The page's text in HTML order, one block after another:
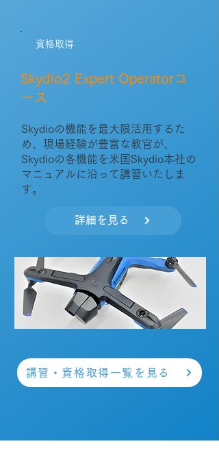
資格取得
Skydio2 Expert Operatorコ
ース
Skydioの機能を最大限活用するた
め、​現場経験が豊富な教官が、
Skydioの各機能を米国Skydio本社の
マニュアルに沿って講習いたしま
す。
詳細を見る
講習・資格取得一覧を見る